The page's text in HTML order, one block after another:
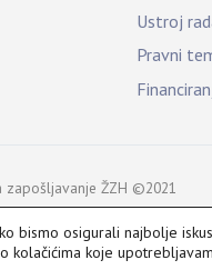
Ustroj
Pravni
zapošljavanje ŽZH ©2021
bismo osigurali najbolje
kolačićima koje